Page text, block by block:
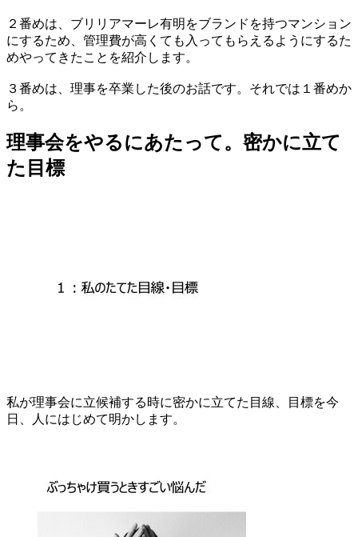
２番めは、ブリリアマーレ有明をブランドを持つマンション
にするため、管理費が高くても入ってもらえるようにするた
めやってきたことを紹介します。
３番めは、理事を卒業した後のお話です。それでは１番めか
ら。
理事会をやるにあたって。密かに立て
た目標
私が理事会に立候補する時に密かに立てた目線、目標を今
日、人にはじめて明かします。